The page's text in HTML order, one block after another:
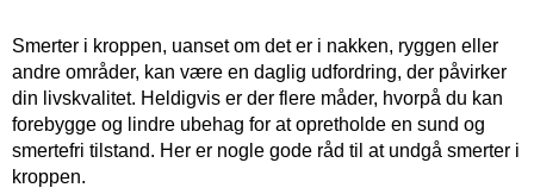
Smerter i kroppen, uanset om det er i nakken, ryggen eller
andre områder, kan være en daglig udfordring, der påvirker
din livskvalitet. Heldigvis er der flere måder, hvorpå du kan
forebygge og lindre ubehag for at opretholde en sund og
smertefri tilstand. Her er nogle gode råd til at undgå smerter i
kroppen.